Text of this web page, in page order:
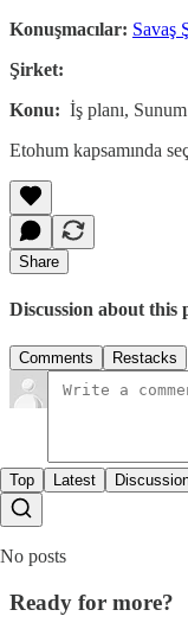
Konuşmacılar: Savaş
Şirket:
Konu: İş planı,
Etohum kapsamında
Share
Discussion about this
Comments Restacks
Top Latest
No posts
Ready for more?